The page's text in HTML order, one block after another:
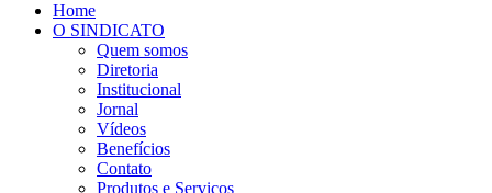
Home
O SINDICATO
Quem somos
Diretoria
Institucional
Jornal
Vídeos
Benefícios
Contato
Produtos e Serviços